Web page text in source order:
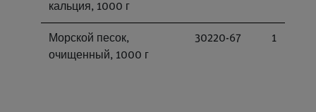
кальция, 1000 г
Морской песок,
очищенный, 1000 г
30220-67 1